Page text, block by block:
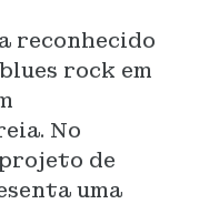
reconhecido
rock em
No
de
uma